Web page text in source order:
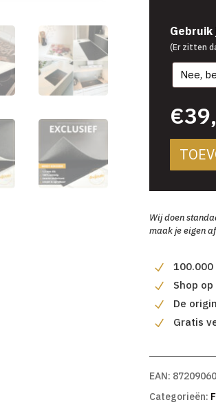
€
(Er zitten
€
Wij doen
maak je eigen
Shop
De
Gratis
EAN:
Categorieën: